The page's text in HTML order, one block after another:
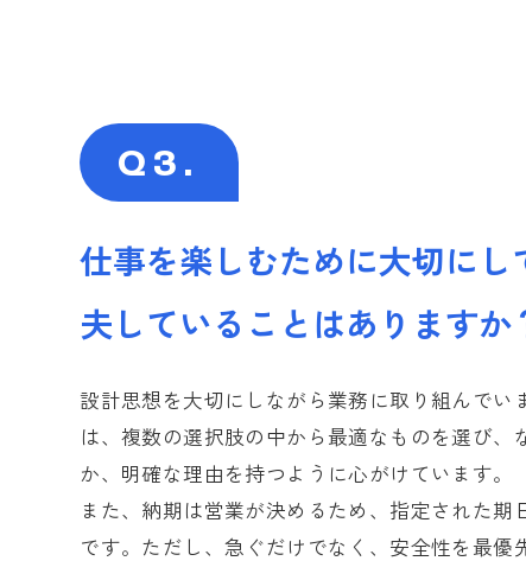
企業理念
Q3.
仕事を楽しむために大切にし
夫していることはありますか
設計思想を大切にしながら業務に取り組んでい
は、複数の選択肢の中から最適なものを選び、
か、明確な理由を持つように心がけています。
また、納期は営業が決めるため、指定された期
です。ただし、急ぐだけでなく、安全性を最優